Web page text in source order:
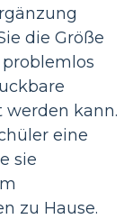
die Größe
problemlos
werden kann.
eine
sie
zu Hause.